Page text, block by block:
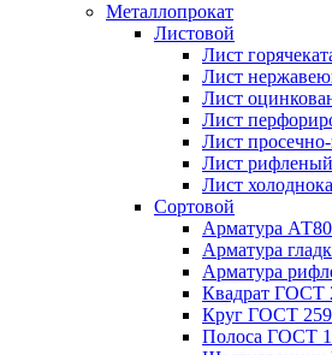
Металлопрокат
Листовой
Лист
Лист
Лист
Лист
Лист
Лист
Лист
Сортовой
Арматура
Арматура
Арматура
Квадрат ГОСТ
Круг ГОСТ
Полоса ГОСТ